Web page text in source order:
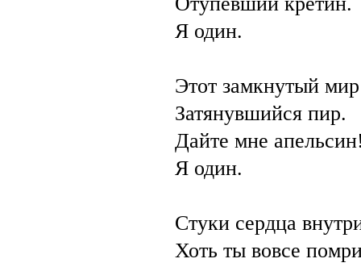
Я один.
Этот замкнутый
Затянувшийся пир.
Дайте мне
Я один.
Стуки сердца
Хоть ты вовсе